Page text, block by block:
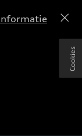
Cookies